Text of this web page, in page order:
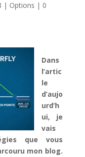
| Options | 0
Dans
l’artic
le
d’aujo
urd’h
ui, je
vais
que vous
mon blog.